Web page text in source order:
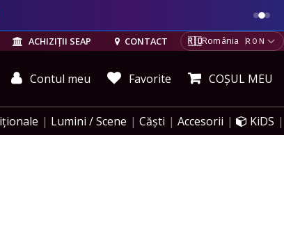
ACHIZIȚII SEAP CONTACT 🇷🇴România RON
Contul meu Favorite COȘUL MEU
Lumini / Scene Căști Accesorii KiDS